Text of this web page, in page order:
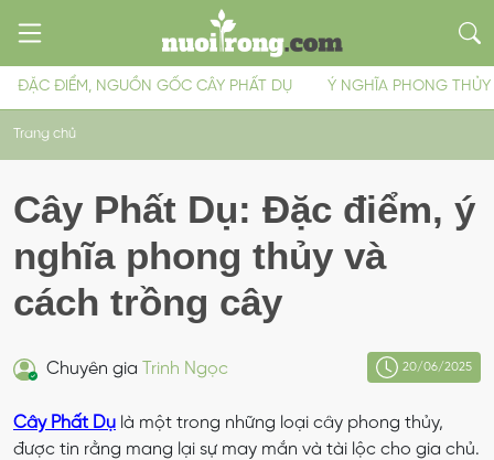
ĐẶC ĐIỂM, NGUỒN GỐC CÂY PHẤT DỤ Ý NGHĨA PHONG
Trang chủ
Cây Phất Dụ: Đặc điểm, ý
nghĩa phong thủy và
cách trồng cây
Chuyên gia Trinh Ngọc 20/06/2025
Cây Phất Dụ là một trong những loại cây phong thủy,
được tin rằng mang lại sự may mắn và tài lộc cho gia chủ.